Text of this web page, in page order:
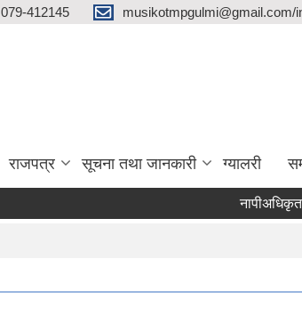
079-412145 musikotmpgulmi@gmail.com/
राजपत्र सूचना तथा जानकारी ग्यालरी
नापीअधिकृत